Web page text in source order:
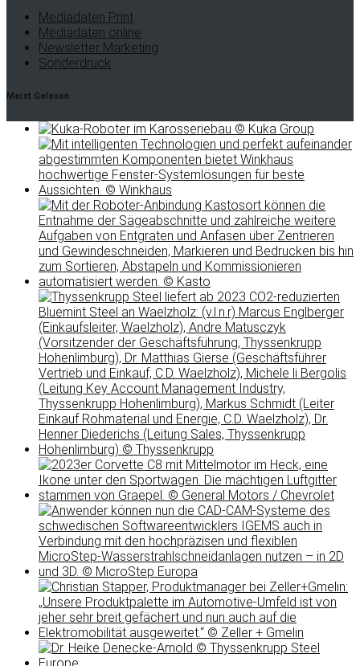
Mediadaten Print
Mediadaten online
Newsletter Marketing
Sonderdruck
Meist Gelesen